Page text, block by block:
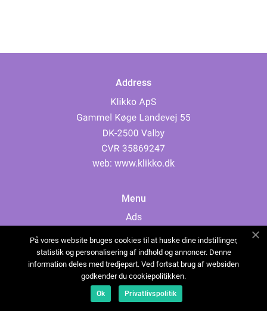
Address
web: www.klikko.dk
Menu
Ads
Cookies
Contact
Sitemap
På vores website bruges cookies til at huske dine indstillinger,
statistik og personalisering af indhold og annoncer. Denne
information deles med tredjepart. Ved fortsat brug af websiden
godkender du cookiepolitikken.
Ok Privatlivspolitik